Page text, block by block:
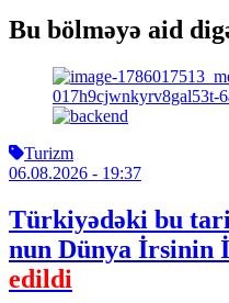
Bu bölməyə aid
Turizm
06.08.2026 - 19:37
Türkiyədəki bu
nun Dünya İrsinin
edildi